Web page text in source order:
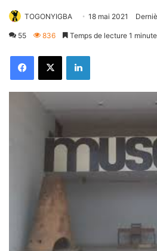
TOGONYIGBA 18 mai 2021
55 836 Temps de lecture 1 minute
FacebookX Linkedin